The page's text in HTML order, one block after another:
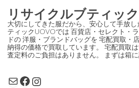
ン
テ
ン
ツ
リサイクルブティッ
大切にしてきた服だから、安心して手放
ティックUOVOでは 百貨店・セレクト・
ドの 洋服・ブランドバッグを 宅配買取・
納得の価格で買取しています。 宅配買取
査定料のご負担はありません。 まずは箱
MailFacebook
Instagram